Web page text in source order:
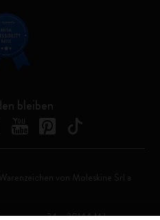
bleiben
von Moleskine Srl a
34 – 20144 Milano -